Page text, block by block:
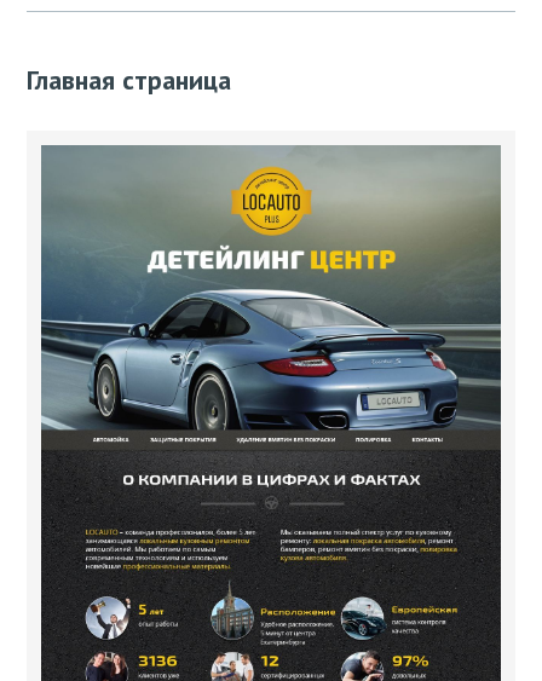
Главная страница